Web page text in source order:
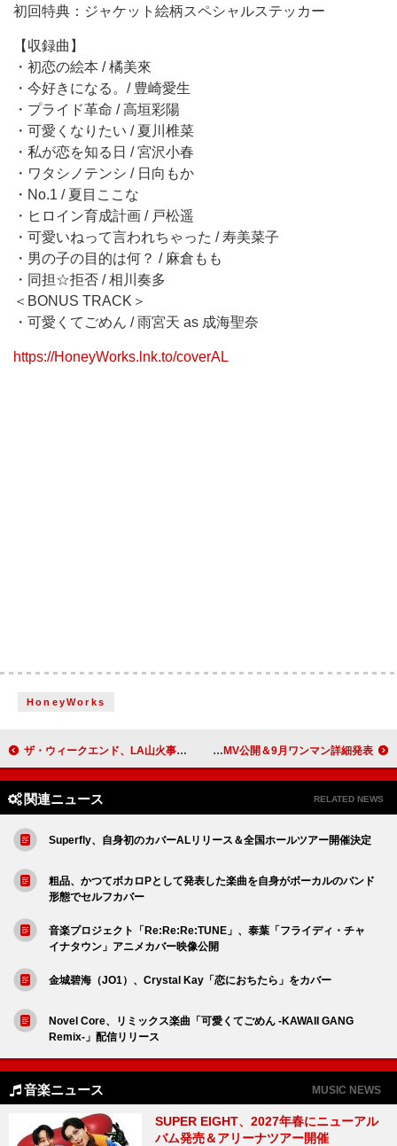
初回特典：ジャケット絵柄スペシャルステッカー
【収録曲】
・初恋の絵本 / 橘美來
・今好きになる。/ 豊崎愛生
・プライド革命 / 高垣彩陽
・可愛くなりたい / 夏川椎菜
・私が恋を知る日 / 宮沢小春
・ワタシノテンシ / 日向もか
・No.1 / 夏目ここな
・ヒロイン育成計画 / 戸松遥
・可愛いねって言われちゃった / 寿美菜子
・男の子の目的は何？ / 麻倉もも
・同担☆拒否 / 相川奏多
＜BONUS TRACK＞
・可愛くてごめん / 雨宮天 as 成海聖奈
https://HoneyWorks.lnk.to/coverAL
HoneyWorks
ザ・ウィークエンド、LA山火事の救援活動に約1億5600万円を寄付 NakamuraEmi、新曲「MICHIKUSA」MV公開＆9月ワンマン詳細発表
関連ニュース RELATED NEWS
Superfly、自身初のカバーALリリース＆全国ホールツアー開催決定
粗品、かつてボカロPとして発表した楽曲を自身がボーカルのバンド
形態でセルフカバー
音楽プロジェクト「Re:Re:Re:TUNE」、泰葉「フライディ・チャ
イナタウン」アニメカバー映像公開
金城碧海（JO1）、Crystal Kay「恋におちたら」をカバー
Novel Core、リミックス楽曲「可愛くてごめん -KAWAII GANG
Remix-」配信リリース
音楽ニュース MUSIC NEWS
SUPER EIGHT、2027年春にニューアル
バム発売＆アリーナツアー開催